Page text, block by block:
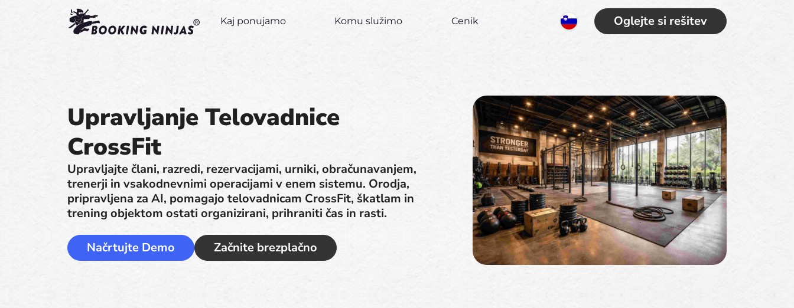
Oglejte si rešitev
Kaj ponujamo Komu služimo Cenik
Upravljanje Telovadnice
CrossFit
Upravljajte člani, razredi, rezervacijami, urniki, obračunavanjem,
trenerji in vsakodnevnimi operacijami v enem sistemu. Orodja,
pripravljena za AI, pomagajo telovadnicam CrossFit, škatlam in
trening objektom ostati organizirani, prihraniti čas in rasti.
Načrtujte Demo Začnite brezplačno